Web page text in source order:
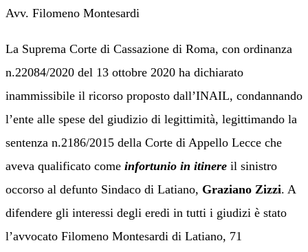
Avv. Filomeno Montesardi
La Suprema Corte di Cassazione di Roma, con ordinanza
n.22084/2020 del 13 ottobre 2020 ha dichiarato
inammissibile il ricorso proposto dall’INAIL, condannando
l’ente alle spese del giudizio di legittimità, legittimando la
sentenza n.2186/2015 della Corte di Appello Lecce che
aveva qualificato come infortunio in itinere il sinistro
occorso al defunto Sindaco di Latiano, Graziano Zizzi. A
difendere gli interessi degli eredi in tutti i giudizi è stato
l’avvocato Filomeno Montesardi di Latiano, 71